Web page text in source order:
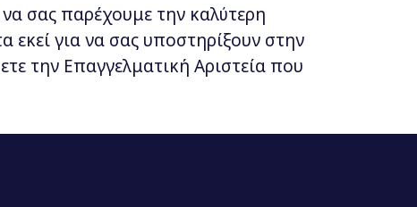
σας παρέχουμε την καλύτερη
εκεί για να σας υποστηρίξουν στην
την Επαγγελματική Αριστεία που